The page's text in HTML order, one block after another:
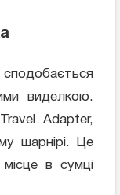
виделкою.
Adapter,
шарнірі. Це
в сумці